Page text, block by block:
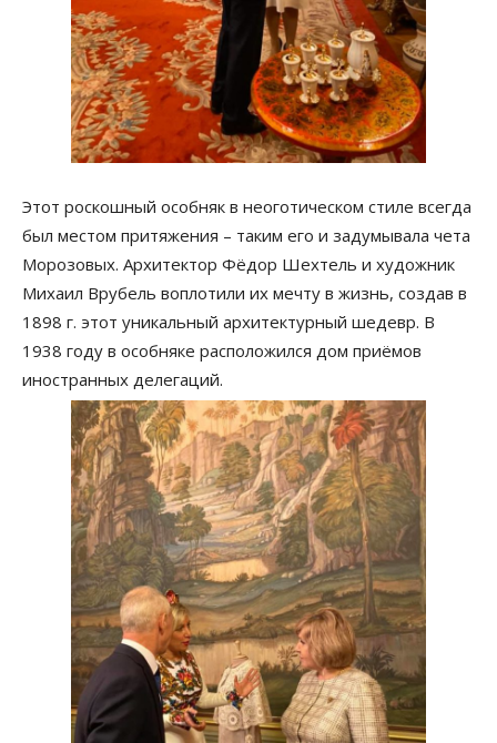
Этот роскошный особняк в неоготическом стиле всегда
был местом притяжения – таким его и задумывала чета
Морозовых. Архитектор Фёдор Шехтель и художник
Михаил Врубель воплотили их мечту в жизнь, создав в
1898 г. этот уникальный архитектурный шедевр. В
1938 году в особняке расположился дом приёмов
иностранных делегаций.